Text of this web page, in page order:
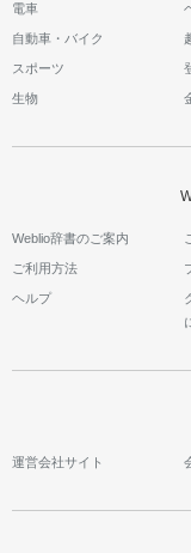
電車
自動車・バイク
スポーツ
生物
Weblio辞書のご案内
ご利用方法
ヘルプ
運営会社サイト